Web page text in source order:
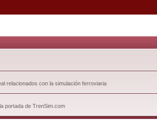
relacionados con la simulación ferroviaria
portada de TrenSim.com